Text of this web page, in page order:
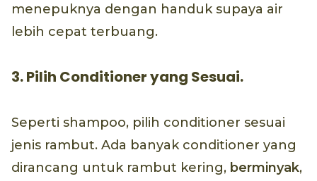
menepuknya dengan handuk supaya air
lebih cepat terbuang.
3. Pilih Conditioner yang Sesuai.
Seperti shampoo, pilih conditioner sesuai
jenis rambut. Ada banyak conditioner yang
dirancang untuk rambut kering, berminyak,